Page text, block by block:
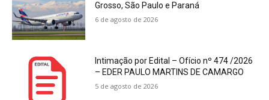
Grosso, São Paulo e Paraná
6 de agosto de 2026
Intimação por Edital – Ofício nº 474 /2026
– EDER PAULO MARTINS DE CAMARGO
5 de agosto de 2026